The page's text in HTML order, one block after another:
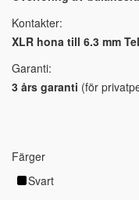
Kontakter:
XLR hona till 6.3 mm
Garanti:
3 års garanti (för
Färger
Svart